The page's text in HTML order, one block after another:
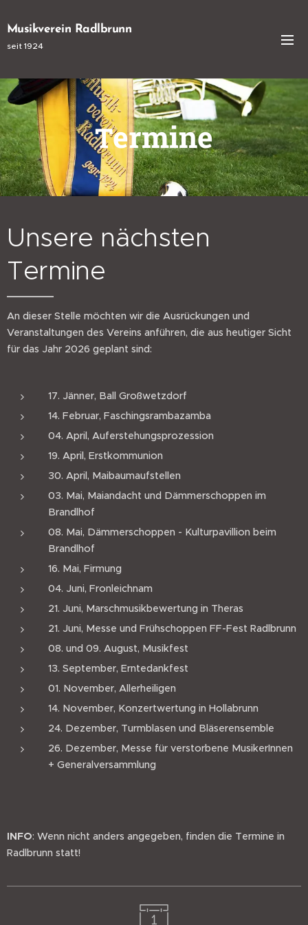
Musikverein Radlbrunn
seit 1924
Termine
Unsere nächsten
Termine
An dieser Stelle möchten wir die Ausrückungen und
Veranstaltungen des Vereins anführen, die aus heutiger Sicht
für das Jahr 2026 geplant sind:
17. Jänner, Ball Großwetzdorf
14. Februar, Faschingsrambazamba
04. April, Auferstehungsprozession
19. April, Erstkommunion
30. April, Maibaumaufstellen
03. Mai, Maiandacht und Dämmerschoppen im
Brandlhof
08. Mai, Dämmerschoppen - Kulturpavillion beim
Brandlhof
16. Mai, Firmung
04. Juni, Fronleichnam
21. Juni, Marschmusikbewertung in Theras
21. Juni, Messe und Frühschoppen FF-Fest Radlbrunn
08. und 09. August, Musikfest
13. September, Erntedankfest
01. November, Allerheiligen
14. November, Konzertwertung in Hollabrunn
24. Dezember, Turmblasen und Bläserensemble
26. Dezember, Messe für verstorbene MusikerInnen
+ Generalversammlung
INFO: Wenn nicht anders angegeben, finden die Termine in
Radlbrunn statt!